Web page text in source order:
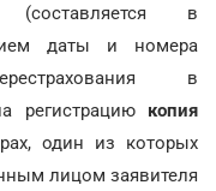
(составляется в
даты и номера
в
регистрацию копия
один из которых
лицом заявителя